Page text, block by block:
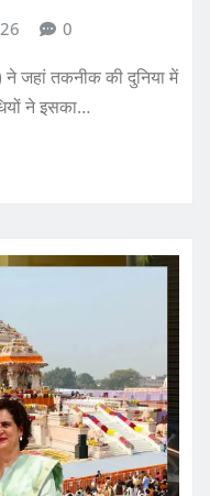
0
जहां तकनीक की दुनिया में
ने इसका…